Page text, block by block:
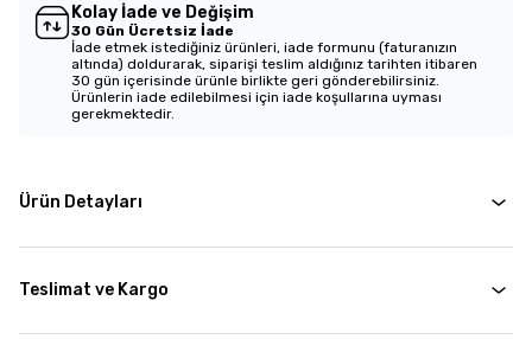
Kolay İade ve Değişim
30 Gün Ücretsiz İade
İade etmek istediğiniz ürünleri, iade formunu (faturanızın
altında) doldurarak, siparişi teslim aldığınız tarihten itibaren
30 gün içerisinde ürünle birlikte geri gönderebilirsiniz.
Ürünlerin iade edilebilmesi için iade koşullarına uyması
gerekmektedir.
Ürün Detayları
Teslimat ve Kargo